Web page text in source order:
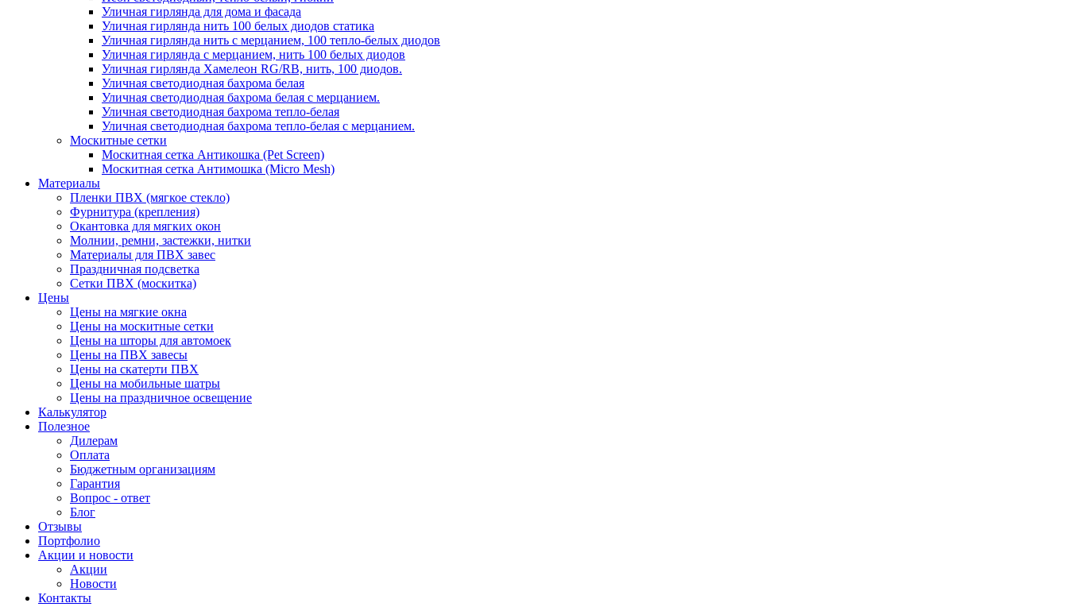
Уличная гирлянда для дома и фасада
Уличная гирлянда нить 100 белых диодов статика
Уличная гирлянда нить с мерцанием, 100 тепло-белых диодов
Уличная гирлянда с мерцанием, нить 100 белых диодов
Уличная гирлянда Хамелеон RG/RB, нить, 100 диодов.
Уличная светодиодная бахрома белая
Уличная светодиодная бахрома белая с мерцанием.
Уличная светодиодная бахрома тепло-белая
Уличная светодиодная бахрома тепло-белая с мерцанием.
Москитные сетки
Москитная сетка Антикошка (Pet Screen)
Москитная сетка Антимошка (Micro Mesh)
Материалы
Пленки ПВХ (мягкое стекло)
Фурнитура (крепления)
Окантовка для мягких окон
Молнии, ремни, застежки, нитки
Материалы для ПВХ завес
Праздничная подсветка
Сетки ПВХ (москитка)
Цены
Цены на мягкие окна
Цены на москитные сетки
Цены на шторы для автомоек
Цены на ПВХ завесы
Цены на скатерти ПВХ
Цены на мобильные шатры
Цены на праздничное освещение
Калькулятор
Полезное
Дилерам
Оплата
Бюджетным организациям
Гарантия
Вопрос - ответ
Блог
Отзывы
Портфолио
Акции и новости
Акции
Новости
Контакты